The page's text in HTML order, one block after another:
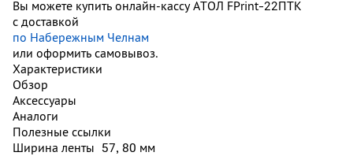
Вы можете купить онлайн‑кассу АТОЛ FPrint-22ПТК
с доставкой
по Набережным Челнам
или оформить самовывоз.
Характеристики
Обзор
Аксессуары
Аналоги
Полезные ссылки
Ширина ленты 57, 80 мм